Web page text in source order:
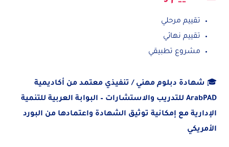
تقييم مرحلي
تقييم نهائي
مشروع تطبيقي
🎓 شهادة دبلوم مهني / تنفيذي معتمد من أكاديمية
ArabPAD للتدريب والاستشارات – البوابة العربية للتنمية
الإدارية مع إمكانية توثيق الشهادة واعتمادها من البورد
الأمريكي